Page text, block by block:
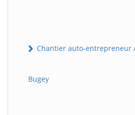
Chantier auto-entrepreneur
Bugey